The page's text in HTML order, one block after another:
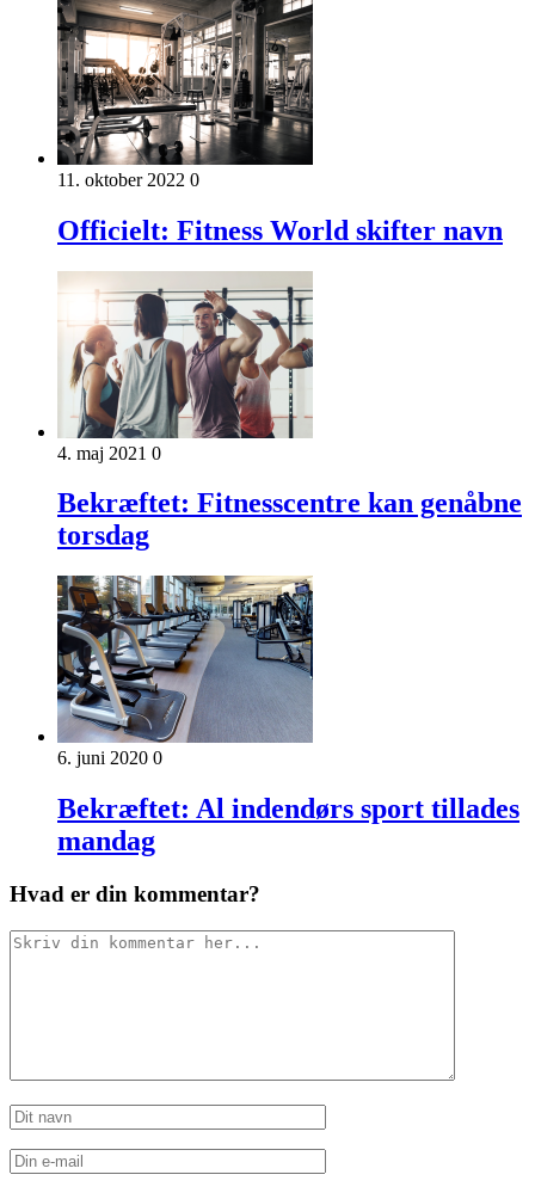
11. oktober 2022 0
Officielt: Fitness World skifter navn
4. maj 2021 0
Bekræftet: Fitnesscentre kan genåbne
torsdag
6. juni 2020 0
Bekræftet: Al indendørs sport tillades
mandag
Hvad er din kommentar?